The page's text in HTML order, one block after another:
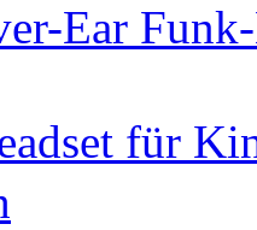
Ear
für